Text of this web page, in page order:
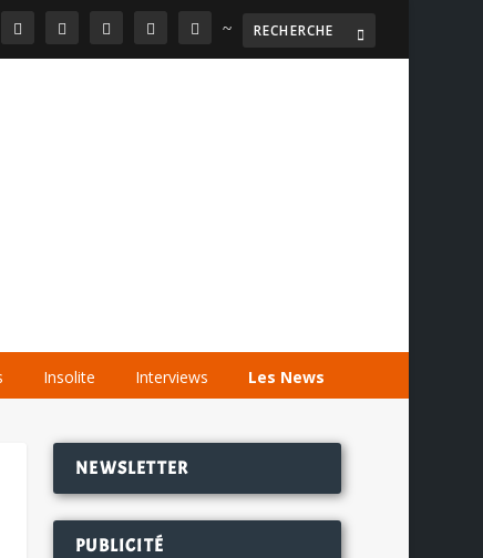
~
Insolite Interviews Les News
NEWSLETTER
PUBLICITÉ